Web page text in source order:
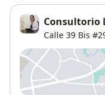
Consultorio
Calle 39 Bis